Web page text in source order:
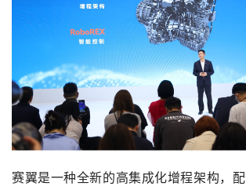
赛翼是一种全新的高集成化增程架构，